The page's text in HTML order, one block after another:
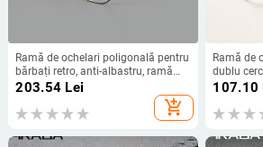
Ramă de ochelari poligonală pentru
bărbați retro, anti-albastru, ramă
ultra-ușoară de titan, ramă optică
de lux pentru ochelari cu prescripție
10901
203.54 Lei
add_shopping_cart
Ramă de
dublu
ochelari
107.10